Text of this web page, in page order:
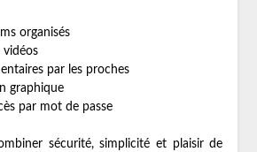
organisés
vidéos
par les proches
graphique
par mot de passe
sécurité, simplicité et plaisir de